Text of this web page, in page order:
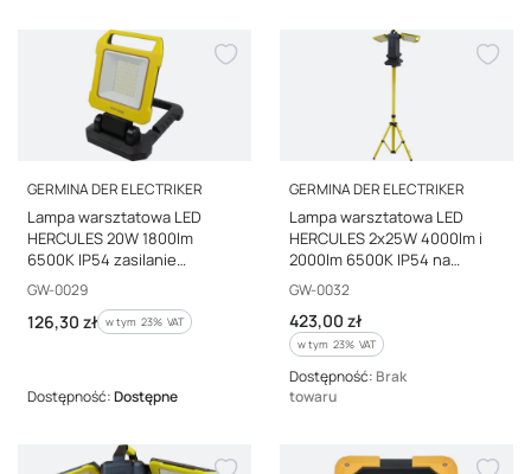
PRODUCENT
GERMINA DER ELECTRIKER
Lampa warsztatowa LED
HERCULES 20W 1800lm
6500K IP54 zasilanie
sieciowe GW-0029
Kod producenta
GW-0029
Cena brutto
126,30 zł w tym %s VAT
w tym 23% VAT
Dostępność:Dostępne
PRODUCENT
GERMINA DER ELECTRIKER
Lampa warsztatowa LED
HERCULES 2x25W 4000lm i
2000lm 6500K IP54 na
statywie GW-0032
Kod producenta
GW-0032
Cena brutto
423,00 zł
w tym %s VAT
w tym 23% VAT
Dostępność: Brak
towaru